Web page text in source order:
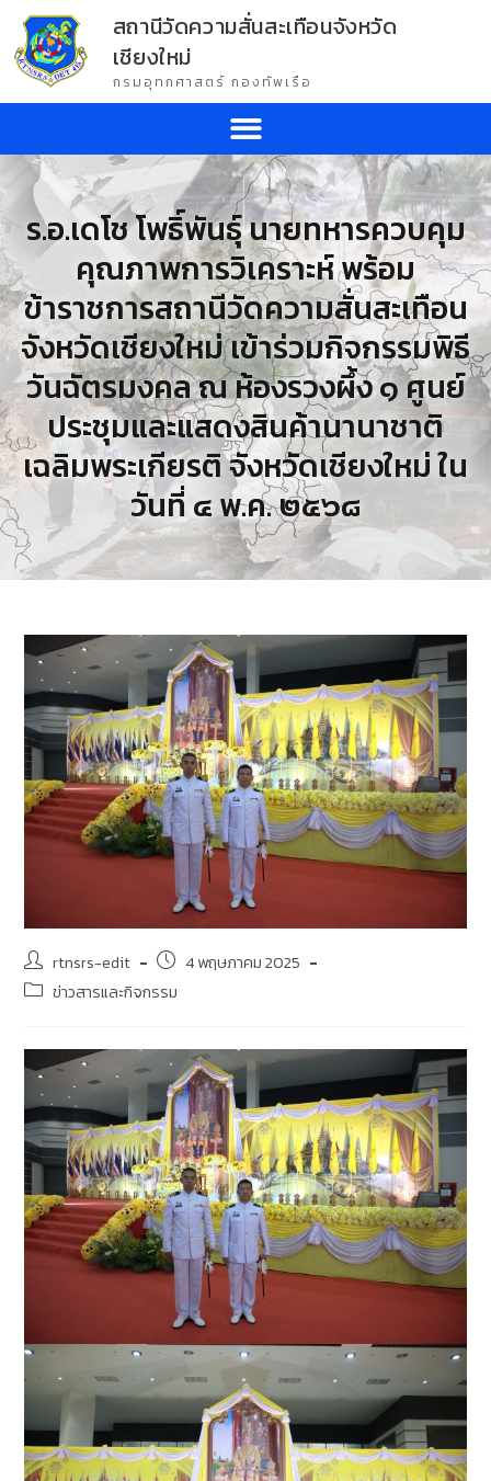
สถานีวัดความสั่นสะเทือนจังหวัด
เชียงใหม่
กรมอุทกศาสตร์ กองทัพเรือ
ร.อ.เดโช โพธิ์พันธุ์ นายทหารควบคุม
คุณภาพการวิเคราะห์ พร้อม
ข้าราชการสถานีวัดความสั่นสะเทือน
จังหวัดเชียงใหม่ เข้าร่วมกิจกรรมพิธี
วันฉัตรมงคล ณ ห้องรวงผึ้ง ๑ ศูนย์
ประชุมและแสดงสินค้านานาชาติ
เฉลิมพระเกียรติ จังหวัดเชียงใหม่ ใน
วันที่ ๔ พ.ค. ๒๕๖๘
rtnsrs-edit
4 พฤษภาคม 2025
ข่าวสารและกิจกรรม